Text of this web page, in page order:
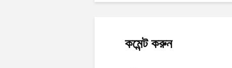
কমেন্ট করুন